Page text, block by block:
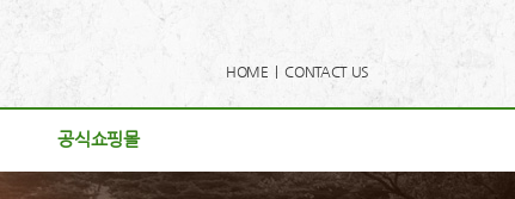
HOME |CONTACT US
공식쇼핑몰
공식쇼핑몰